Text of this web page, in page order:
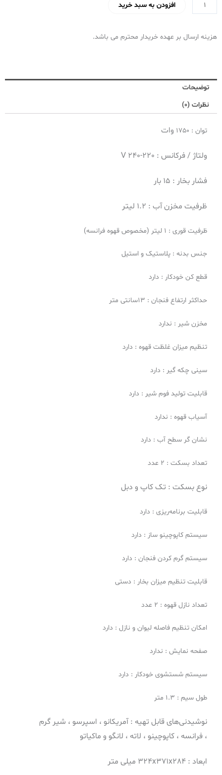
BCO421
افزودن به سبد خرید
هزینه ارسال بر عهده خریدار محترم می باشد.
توضیحات
نظرات (0)
توان : 1750 وات
ولتاژ / فرکانس : 220-240 V
فشار بخار : 15 بار
ظرفیت مخزن آب : 1.2 لیتر
ظرفیت قوری : 1 لیتر (مخصوص قهوه فرانسه)
جنس بدنه : پلاستیک و استیل
قطع کن خودکار : دارد
حداکثر ارتفاع فنجان : 13سانتی متر
مخزن شیر : ندارد
تنظیم میزان غلظت قهوه : دارد
سینی چکه گیر : دارد
قابلیت تولید فوم شیر : دارد
آسیاب قهوه : ندارد
نشان گر سطح آب : دارد
تعداد بسکت : 2 عدد
نوع بسکت : تک کاپ و دبل
قابلیت برنامه‌ریزی : دارد
سیستم کاپوچینو ساز : دارد
سیستم گرم کردن فنجان : دارد
قابلیت تنظیم میزان بخار : دستی
تعداد نازل قهوه : 2 عدد
امکان تنظیم فاصله لیوان و نازل : دارد
صفحه نمایش : ندارد
سیستم شستشوی خودکار : دارد
طول سیم : 1.3 متر
نوشیدنی‌های قابل تهیه :آمریکانو ، اسپرسو ، شیر گرم
، فرانسه ، کاپوچینو ، لاته ، لانگو و ماکیاتو
ابعاد : 324x371x284 میلی متر